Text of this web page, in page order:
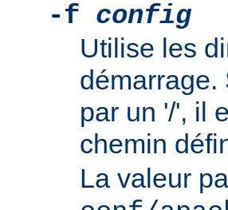
-f config
Utilise les
démarrage.
par un '/', il
chemin
La valeur